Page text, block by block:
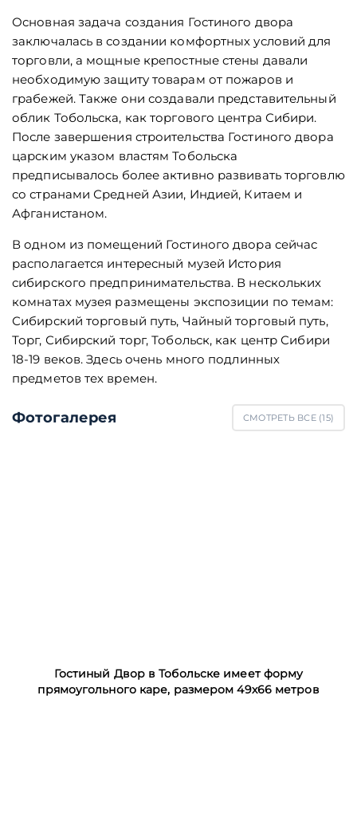
Основная задача создания Гостиного двора
заключалась в создании комфортных условий для
торговли, а мощные крепостные стены давали
необходимую защиту товарам от пожаров и
грабежей. Также они создавали представительный
облик Тобольска, как торгового центра Сибири.
После завершения строительства Гостиного двора
царским указом властям Тобольска
предписывалось более активно развивать торговлю
со странами Средней Азии, Индией, Китаем и
Афганистаном.
В одном из помещений Гостиного двора сейчас
располагается интересный музей История
сибирского предпринимательства. В нескольких
комнатах музея размещены экспозиции по темам:
Сибирский торговый путь, Чайный торговый путь,
Торг, Сибирский торг, Тобольск, как центр Сибири
18-19 веков. Здесь очень много подлинных
предметов тех времен.
Фотогалерея СМОТРЕТЬ ВСЕ (15)
Гостиный Двор в Тобольске имеет форму
прямоугольного каре, размером 49х66 метров